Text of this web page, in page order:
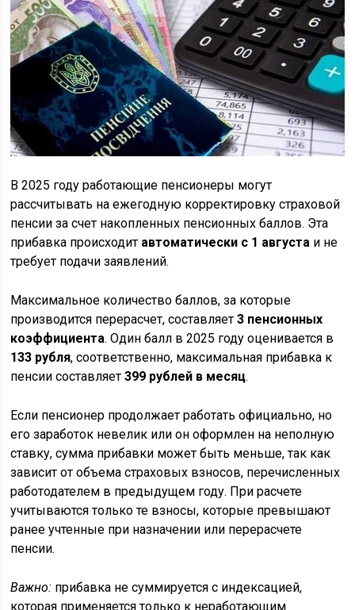
В 2025 году работающие пенсионеры могут
рассчитывать на ежегодную корректировку страховой
пенсии за счет накопленных пенсионных баллов. Эта
прибавка происходит автоматически с 1 августа и не
требует подачи заявлений.
Максимальное количество баллов, за которые
производится перерасчет, составляет3 пенсионных
коэффициента. Один балл в 2025 году оценивается в
133 рубля, соответственно, максимальная прибавка к
пенсии составляет399 рублей в месяц.
Если пенсионер продолжает работать официально, но
его заработок невелик или он оформлен на неполную
ставку, сумма прибавки может быть меньше, так как
зависит от объема страховых взносов, перечисленных
работодателем в предыдущем году. При расчете
учитываются только те взносы, которые превышают
ранее учтенные при назначении или перерасчете
пенсии.
Важно: прибавка не суммируется с индексацией,
которая применяется только к неработающим